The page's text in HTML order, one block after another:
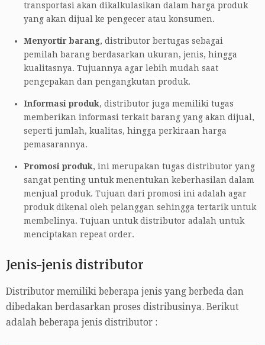
transportasi akan dikalkulasikan dalam harga produk
yang akan dijual ke pengecer atau konsumen.
Menyortir barang, distributor bertugas sebagai
pemilah barang berdasarkan ukuran, jenis, hingga
kualitasnya. Tujuannya agar lebih mudah saat
pengepakan dan pengangkutan produk.
Informasi produk, distributor juga memiliki tugas
memberikan informasi terkait barang yang akan dijual,
seperti jumlah, kualitas, hingga perkiraan harga
pemasarannya.
Promosi produk, ini merupakan tugas distributor yang
sangat penting untuk menentukan keberhasilan dalam
menjual produk. Tujuan dari promosi ini adalah agar
produk dikenal oleh pelanggan sehingga tertarik untuk
membelinya. Tujuan untuk distributor adalah untuk
menciptakan repeat order.
Jenis-jenis distributor
Distributor memiliki beberapa jenis yang berbeda dan
dibedakan berdasarkan proses distribusinya. Berikut
adalah beberapa jenis distributor :